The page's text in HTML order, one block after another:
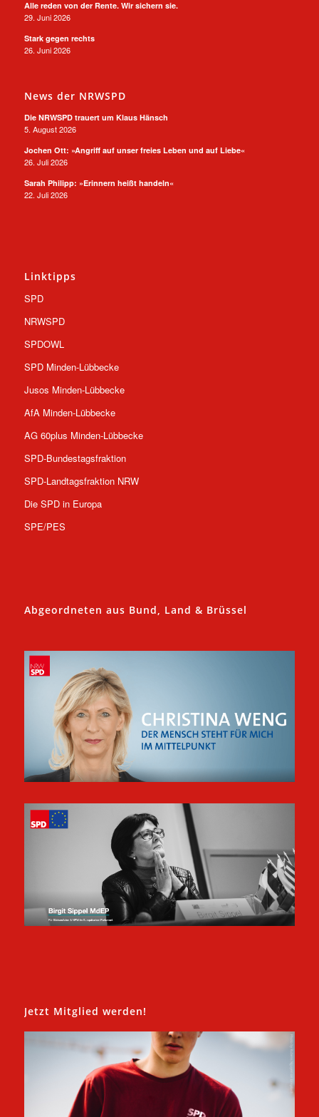
Alle reden von der Rente. Wir sichern sie.
29. Juni 2026
Stark gegen rechts
26. Juni 2026
News der NRWSPD
Die NRWSPD trauert um Klaus Hänsch
5. August 2026
Jochen Ott: »Angriff auf unser freies Leben und auf Liebe«
26. Juli 2026
Sarah Philipp: »Erinnern heißt handeln«
22. Juli 2026
Linktipps
SPD
NRWSPD
SPDOWL
SPD Minden-Lübbecke
Jusos Minden-Lübbecke
AfA Minden-Lübbecke
AG 60plus Minden-Lübbecke
SPD-Bundestagsfraktion
SPD-Landtagsfraktion NRW
Die SPD in Europa
SPE/PES
Abgeordneten aus Bund, Land & Brüssel
Jetzt Mitglied werden!